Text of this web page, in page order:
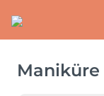
Maniküre